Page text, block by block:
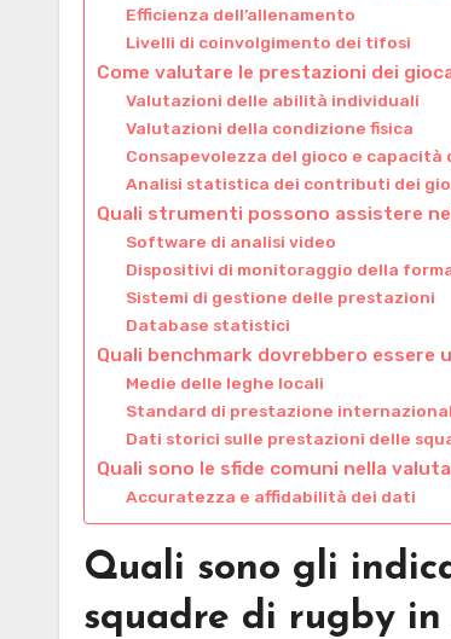
Efficienza dell’allenamento
Livelli di coinvolgimento dei tifosi
Come valutare le prestazioni dei
Valutazioni delle abilità individuali
Valutazioni della condizione fisica
Consapevolezza del gioco e capacità
Analisi statistica dei contributi dei
Quali strumenti possono assistere
Software di analisi video
Dispositivi di monitoraggio della
Sistemi di gestione delle prestazioni
Database statistici
Quali benchmark dovrebbero
Medie delle leghe locali
Standard di prestazione
Dati storici sulle prestazioni delle
Quali sono le sfide comuni nella
Accuratezza e affidabilità dei dati
Quali sono gli
squadre di rugby